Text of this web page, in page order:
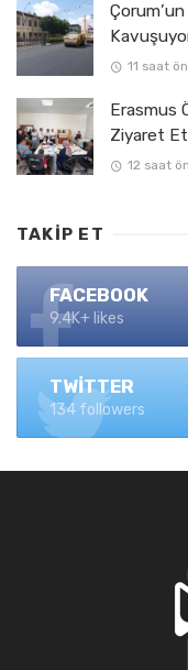
11 saat
Erasmus
Ziyaret
12 saat
TAKIP ET
FACEBOOK
9.4K+ likes
TWITTER
134 followers